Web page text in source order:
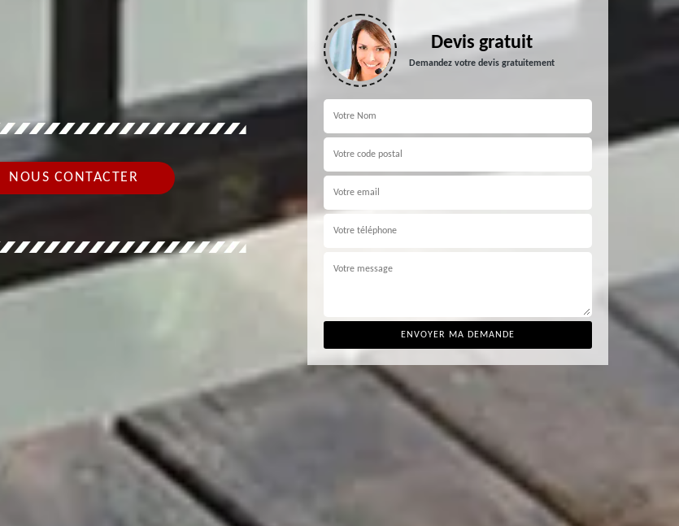
NOUS CONTACTER
Devis gratuit
Demandez votre devis gratuitement